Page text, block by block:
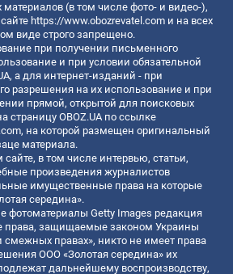
(в том числе фото- и видео-),
https://www.obozrevatel.com и на всех
виде строго запрещено.
при получении письменного
и при условии обязательной
а для интернет-изданий - при
разрешения на их использование и при
прямой, открытой для поисковых
страницу OBOZ.UA по ссылке
, на которой размещен оригинальный
материала.
в том числе интервью, статьи,
произведения журналистов
имущественные права на которые
середина».
фотоматериалы Getty Images редакция
права, защищаемые законом Украины
смежных правах», никто не имеет права
ООО «Золотая середина» их
дальнейшему воспроизводству,